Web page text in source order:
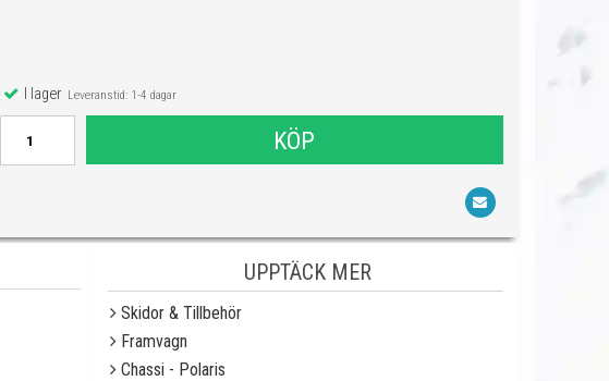
I lagerLeveranstid: 1-4 dagar
KÖP
UPPTÄCK MER
Skidor & Tillbehör
Framvagn
Chassi - Polaris